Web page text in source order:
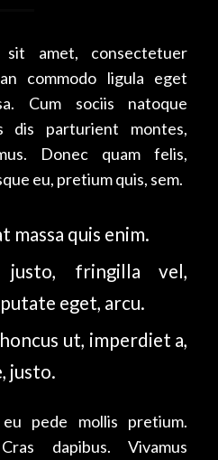
amet, consectetuer
commodo ligula eget
Cum sociis natoque
dis parturient montes,
Donec quam felis,
eu, pretium quis, sem.
massa quis enim.
justo, fringilla vel,
eget, arcu.
ut, imperdiet a,
justo.
pede mollis pretium.
dapibus. Vivamus